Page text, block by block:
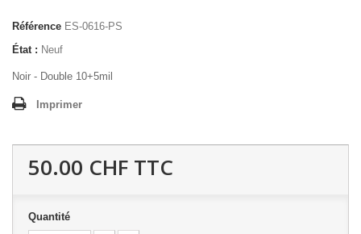
Référence ES-0616-PS
État : Neuf
Noir - Double 10+5mil
Imprimer
50.00 CHF TTC
Quantité